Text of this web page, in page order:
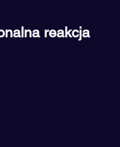
reakcja